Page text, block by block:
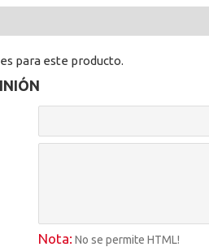
para este producto.
Nota: No se permite HTML!